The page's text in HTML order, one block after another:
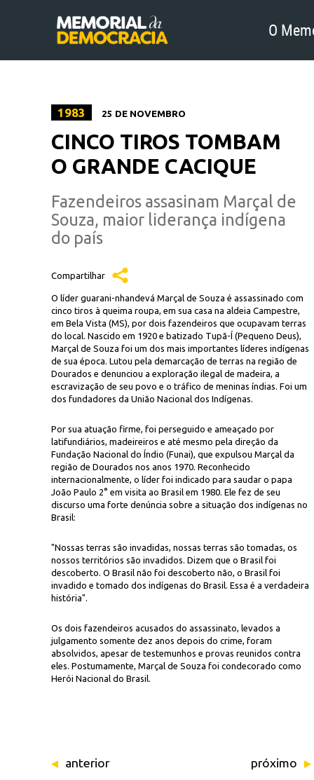
O
1983 25 DE NOVEMBRO
CINCO TIROS TOMBAM
O GRANDE CACIQUE
Fazendeiros assasinam Marçal de
Souza, maior liderança indígena
do país
Compartilhar
O líder guarani-nhandevá Marçal de Souza é assassinado com
cinco tiros à queima roupa, em sua casa na aldeia Campestre,
em Bela Vista (MS), por dois fazendeiros que ocupavam terras
do local. Nascido em 1920 e batizado Tupã-Í (Pequeno Deus),
Marçal de Souza foi um dos mais importantes líderes indígenas
de sua época. Lutou pela demarcação de terras na região de
Dourados e denunciou a exploração ilegal de madeira, a
escravização de seu povo e o tráfico de meninas índias. Foi um
dos fundadores da União Nacional dos Indígenas.
Por sua atuação firme, foi perseguido e ameaçado por
latifundiários, madeireiros e até mesmo pela direção da
Fundação Nacional do Índio (Funai), que expulsou Marçal da
região de Dourados nos anos 1970. Reconhecido
internacionalmente, o líder foi indicado para saudar o papa
João Paulo 2° em visita ao Brasil em 1980. Ele fez de seu
discurso uma forte denúncia sobre a situação dos indígenas no
Brasil:
"Nossas terras são invadidas, nossas terras são tomadas, os
nossos territórios são invadidos. Dizem que o Brasil foi
descoberto. O Brasil não foi descoberto não, o Brasil foi
invadido e tomado dos indígenas do Brasil. Essa é a verdadeira
história".
Os dois fazendeiros acusados do assassinato, levados a
julgamento somente dez anos depois do crime, foram
absolvidos, apesar de testemunhos e provas reunidos contra
eles. Postumamente, Marçal de Souza foi condecorado como
Herói Nacional do Brasil.
anterior próximo
por sua luta em defesa dos povos indígenas
Maria Helena Brancher/